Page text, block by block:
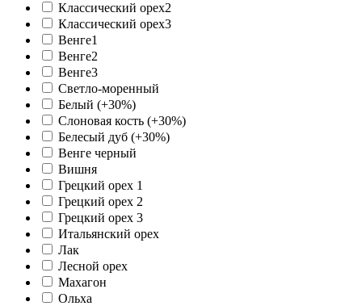
Классический орех2
Классический орех3
Венге1
Венге2
Венге3
Светло-моренный
Белый (+30%)
Слоновая кость (+30%)
Белесый дуб (+30%)
Венге черный
Вишня
Грецкий орех 1
Грецкий орех 2
Грецкий орех 3
Итальянский орех
Лак
Лесной орех
Махагон
Ольха